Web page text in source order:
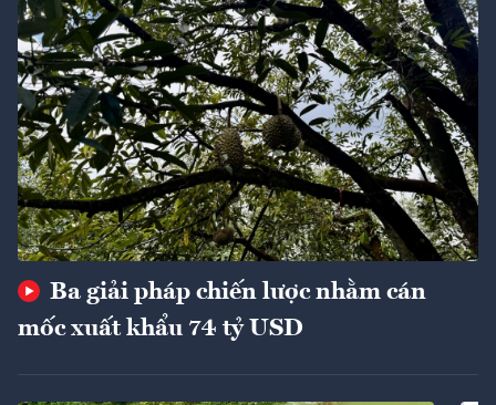
Ba giải pháp chiến lược nhằm cán
mốc xuất khẩu 74 tỷ USD